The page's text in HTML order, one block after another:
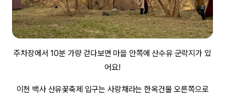
주차장에서 10분 가량 걷다보면 마을 안쪽에 산수유 군락지가 있
어요!
이천 백사 산유꽃축제 입구는 사랑채라는 한옥건물 오른쪽으로